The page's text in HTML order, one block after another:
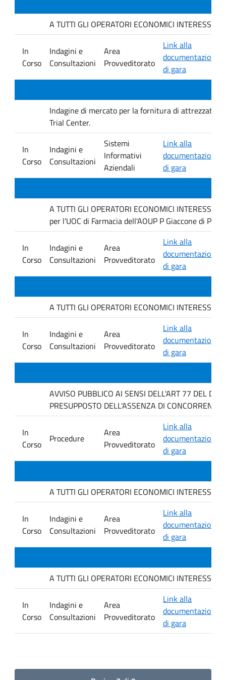
A TUTTI GLI OPERATORI ECONOMICI
In
Corso
Indagini e
Consultazioni
Area
Provveditorato
Link alla
documentazione
di gara
Indagine di mercato per la fornitura di
Trial Center.
In
Corso
Indagini e
Consultazioni
Sistemi
Informativi
Aziendali
Link alla
documentazione
di gara
A TUTTI GLI OPERATORI ECONOMICI
per l'UOC di Farmacia dell'AOUP P Giaccone di
In
Corso
Indagini e
Consultazioni
Area
Provveditorato
Link alla
documentazione
di gara
A TUTTI GLI OPERATORI ECONOMICI
In
Corso
Indagini e
Consultazioni
Area
Provveditorato
Link alla
documentazione
di gara
AVVISO PUBBLICO AI SENSI DELL'ART 77 DEL D
PRESUPPOSTO DELL'ASSENZA DI
In
Corso
Procedure
Area
Provveditorato
Link alla
documentazione
di gara
A TUTTI GLI OPERATORI ECONOMICI
In
Corso
Indagini e
Consultazioni
Area
Provveditorato
Link alla
documentazione
di gara
A TUTTI GLI OPERATORI ECONOMICI
In
Corso
Indagini e
Consultazioni
Area
Provveditorato
Link alla
documentazione
di gara